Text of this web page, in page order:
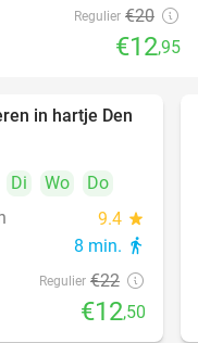
Regulier €20
€12,95
43%
in hartje Den
Di Wo
Do
9.4 star
8 min. directions_walk
Regulier €22
€12,50